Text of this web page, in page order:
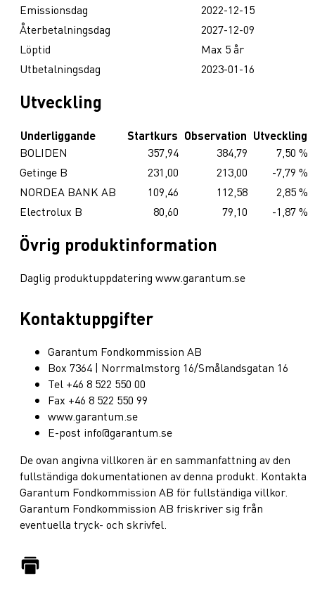
Emissionsdag
2022-12-15
Återbetalningsdag
2027-12-09
Löptid
Max 5 år
Utbetalningsdag
2023-01-16
Utveckling
Underliggande Startkurs Observation Utveckling
BOLIDEN
357,94 384,79
7,50 %
Getinge B
231,00 213,00
-7,79 %
NORDEA BANK AB
109,46 112,58
2,85 %
Electrolux B
80,60 79,10 -1,87 %
Övrig produktinformation
Daglig produktuppdatering www.garantum.se
Kontaktuppgifter
Garantum Fondkommission AB
Box 7364 | Norrmalmstorg 16/Smålandsgatan 16
Tel +46 8 522 550 00
Fax +46 8 522 550 99
www.garantum.se
E-post info@garantum.se
De ovan angivna villkoren är en sammanfattning av den
fullständiga dokumentationen av denna produkt. Kontakta
Garantum Fondkommission AB för fullständiga villkor.
Garantum Fondkommission AB friskriver sig från
eventuella tryck- och skrivfel.